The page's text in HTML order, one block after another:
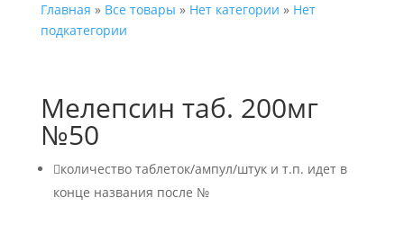
Главная » Все товары » Нет категории » Нет
подкатегории
Мелепсин таб. 200мг
№50
количество таблеток/ампул/штук и т.п. идет в
конце названия после №